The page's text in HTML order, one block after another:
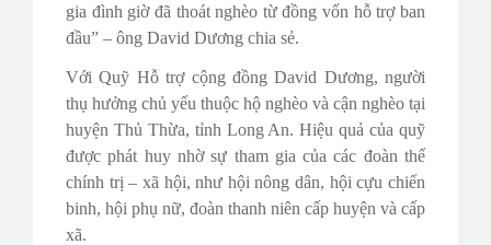
gia đình giờ đã thoát nghèo từ đồng vốn hỗ trợ ban
đầu” – ông David Dương chia sẻ.
Với Quỹ Hỗ trợ cộng đồng David Dương, người
thụ hưởng chủ yếu thuộc hộ nghèo và cận nghèo tại
huyện Thủ Thừa, tỉnh Long An. Hiệu quả của quỹ
được phát huy nhờ sự tham gia của các đoàn thể
chính trị – xã hội, như hội nông dân, hội cựu chiến
binh, hội phụ nữ, đoàn thanh niên cấp huyện và cấp
xã.